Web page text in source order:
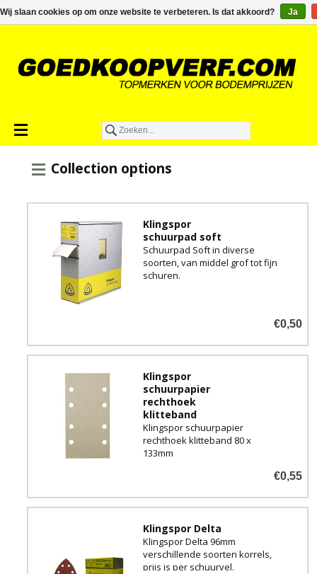
€0,00
Collection options
Klingspor
schuurpad soft
Schuurpad Soft in diverse
soorten, van middel grof tot fijn
schuren.
€0,50
Klingspor
schuurpapier
rechthoek
klitteband
Klingspor schuurpapier
rechthoek klitteband 80 x
133mm
€0,55
Klingspor Delta
Klingspor Delta 96mm
verschillende soorten korrels,
prijs is per schuurvel.
Wij slaan cookies op om onze website te verbeteren. Is dat akkoord? Ja